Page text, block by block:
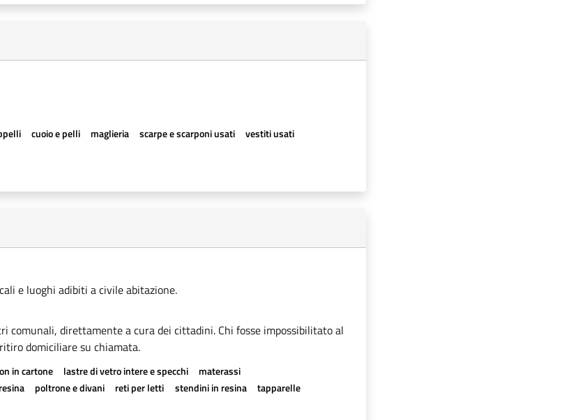
cuoio e pelli maglieria scarpe e scarponi usati vestiti usati
e luoghi adibiti a civile abitazione.
comunali, direttamente a cura dei cittadini. Chi fosse impossibilitato al
domiciliare su chiamata.
in cartone lastre di vetro intere e specchi
materassi
poltrone e divani reti per letti stendini in resina
tapparelle